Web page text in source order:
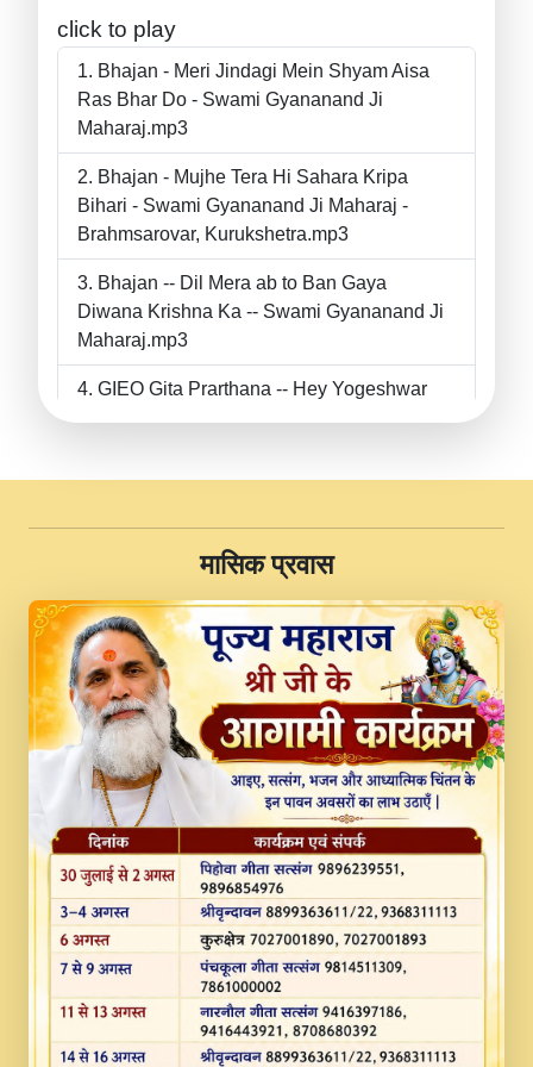
click to play
Bhajan - Meri Jindagi Mein Shyam Aisa
Ras Bhar Do - Swami Gyananand Ji
Maharaj.mp3
Bhajan - Mujhe Tera Hi Sahara Kripa
Bihari - Swami Gyananand Ji Maharaj -
Brahmsarovar, Kurukshetra.mp3
Bhajan -- Dil Mera ab to Ban Gaya
Diwana Krishna Ka -- Swami Gyananand Ji
Maharaj.mp3
GIEO Gita Prarthana -- Hey Yogeshwar
II Swami Gyananand Ji Maharaj.mp3
JINU SATGURU AAP BULAVE by Rasik
Pawan ji 20-11-19 Sankirtan At VEER JI
PRABHU KUTEER CHANNEL.mp3
Kina Sohna Tera Bhawan Sajaya Mata
Vaishno Devi Aarti Mata Rani Bhajan By
Lakhwinder Wadali Ji.mp3
MERE MANN VICH KANTH KALER
NEW PUNAJBI DEVOTIONAL SONG 2017
FULL VIDEO HD.mp3
Na To Roop Hai Bindu Ji Maharaj Pad - A
Divine Bhajan by Shri Indresh Ji
#BhaktiPath.mp3
Radha Rani Ki Kirpa Best Devotional
Song By Chitra Vichitra.mp3
​मासिक प्रवास